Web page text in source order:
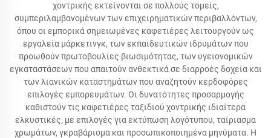
χοντρικής εκτείνονται σε πολλούς τομείς,
συμπεριλαμβανομένων των επιχειρηματικών περιβαλλόντων,
όπου οι εμπορικά σημειωμένες καφετιέρες λειτουργούν ως
εργαλεία μάρκετινγκ, των εκπαιδευτικών ιδρυμάτων που
προωθούν πρωτοβουλίες βιωσιμότητας, των υγειονομικών
εγκαταστάσεων που απαιτούν ανθεκτικά σε διαρροές δοχεία και
των λιανικών καταστημάτων που αναζητούν κερδοφόρες
επιλογές εμπορευμάτων. Οι δυνατότητες προσαρμογής
καθιστούν τις καφετιέρες ταξιδιού χοντρικής ιδιαίτερα
ελκυστικές, με επιλογές για εκτύπωση λογότυπου, ταίριασμα
χρωμάτων, γκραβάρισμα και προσωπικοποιημένα μηνύματα. Η